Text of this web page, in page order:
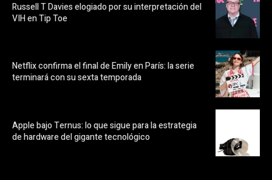
Russell T Davies elogiado por su interpretación del
VIH en Tip Toe
Netflix confirma el final de Emily en París: la serie
terminará con su sexta temporada
Apple bajo Ternus: lo que sigue para la estrategia
de hardware del gigante tecnológico